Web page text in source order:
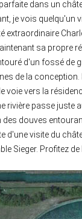
dans un
je vois quelqu'un
extraordinaire
sa propre
d'un fossé de
de la
voie vers la
rivière passe juste
douves
d'une visite du
Sieger. Profitez de